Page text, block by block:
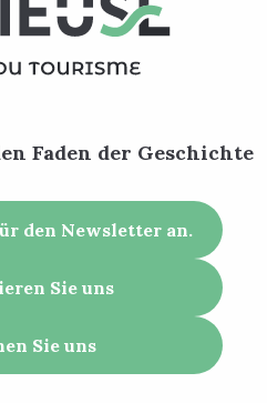
Faden der Geschichte
den Newsletter an.
Sie uns
Sie uns